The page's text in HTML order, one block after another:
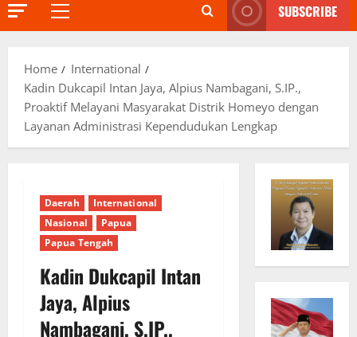
Primary
SUBSCRIBE
Home
International
Kadin Dukcapil Intan Jaya, Alpius Nambagani, S.IP.,
Proaktif Melayani Masyarakat Distrik Homeyo dengan
Layanan Administrasi Kependudukan Lengkap
Daerah
International
Nasional
Papua
Papua Tengah
Kadin Dukcapil Intan
Jaya, Alpius
Nambagani, S.IP.,